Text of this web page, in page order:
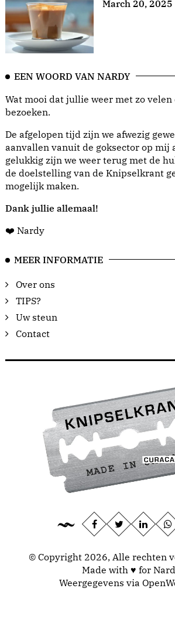
March 20, 2025
EEN WOORD VAN NARDY
Wat mooi dat jullie weer met zo
bezoeken.
De afgelopen tijd zijn we afwezig
aanvallen vanuit de goksector op mij
gelukkig zijn we weer terug met de
de doelstelling van de Knipselkrant
mogelijk maken.
Dank jullie allemaal!
❤️ Nardy
MEER INFORMATIE
Over ons
TIPS?
Uw steun
Contact
© Copyright 2026, Alle rechten
Made with ♥ for
Weergegevens via